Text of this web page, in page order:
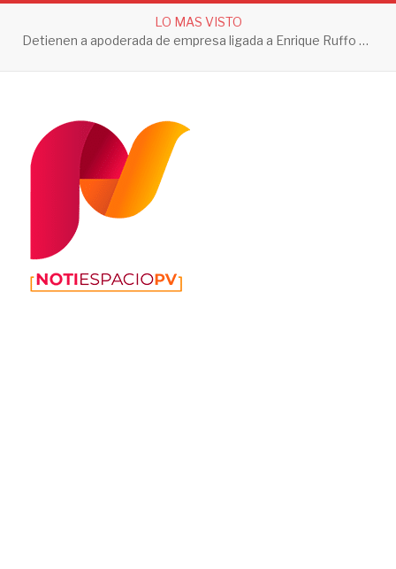
LO MAS VISTO
Detienen a apoderada de empresa ligada a Enrique Ruffo por investigación de Huachicol Fiscal